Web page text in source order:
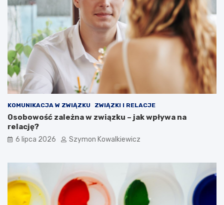
KOMUNIKACJA W ZWIĄZKU ZWIĄZKI I RELACJE
Osobowość zależna w związku – jak wpływa na
relację?
6 lipca 2026 Szymon Kowalkiewicz